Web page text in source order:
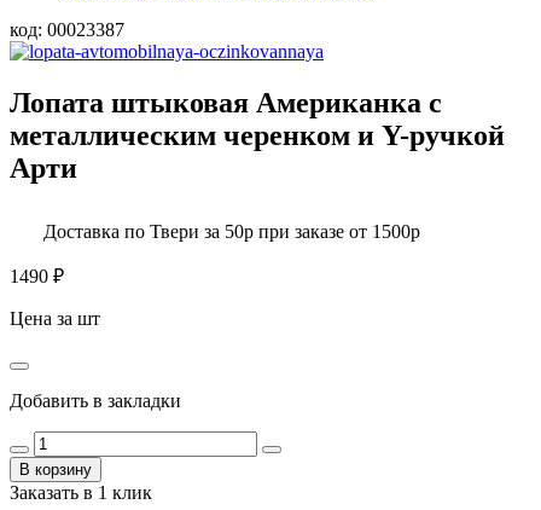
код: 00023387
Лопата штыковая Американка с
металлическим черенком и Y-ручкой
Арти
Доставка по Твери за 50р при заказе от 1500р
1490 ₽
Цена за шт
Добавить в закладки
В корзину
Заказать в 1 клик